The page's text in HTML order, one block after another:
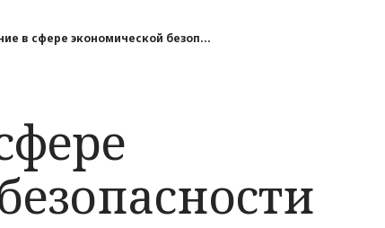
в сфере экономической безоп...